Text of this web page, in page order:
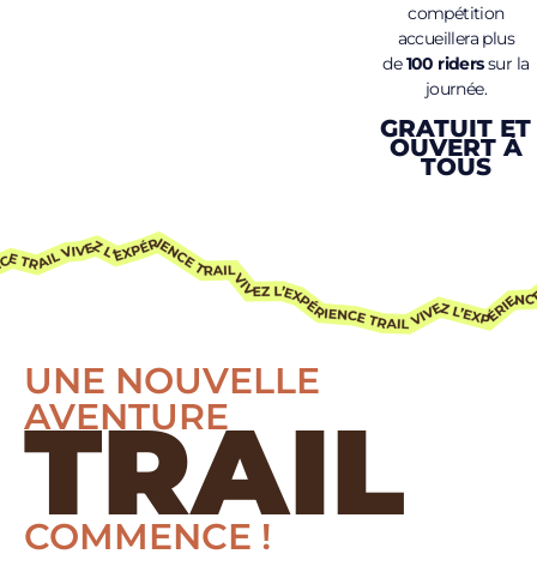
compétition
accueillera plus
de100 riderssur la
journée.
GRATUIT ET
OUVERT À
TOUS
UNE NOUVELLE
AVENTURE
TRAIL
COMMENCE !